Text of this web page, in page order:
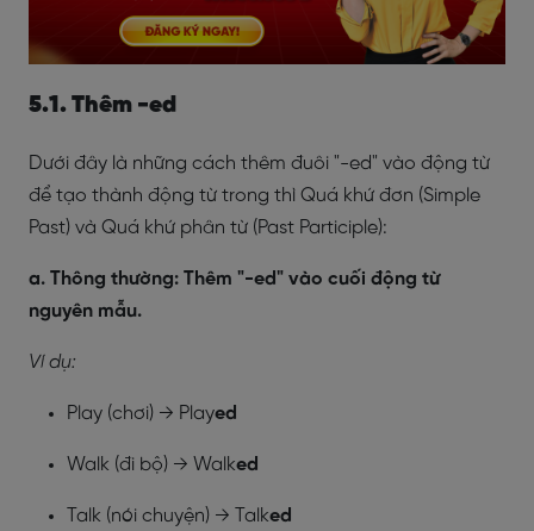
5.1. Thêm -ed
Dưới đây là những cách thêm đuôi "-ed" vào động từ
để tạo thành động từ trong thì Quá khứ đơn (Simple
Past) và Quá khứ phân từ (Past Participle):
a. Thông thường: Thêm "-ed" vào cuối động từ
nguyên mẫu.
Ví dụ:
Play (chơi) → Played
Walk (đi bộ) → Walked
Talk (nói chuyện) → Talked